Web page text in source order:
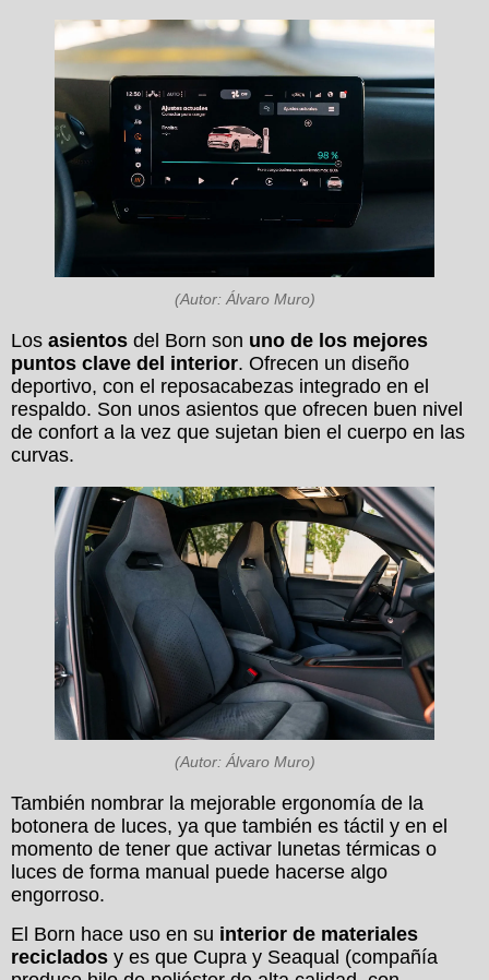
(Autor: Álvaro Muro)
Los asientos del Born son uno de los mejores
puntos clave del interior. Ofrecen un diseño
deportivo, con el reposacabezas integrado en el
respaldo. Son unos asientos que ofrecen buen nivel
de confort a la vez que sujetan bien el cuerpo en las
curvas.
(Autor: Álvaro Muro)
También nombrar la mejorable ergonomía de la
botonera de luces, ya que también es táctil y en el
momento de tener que activar lunetas térmicas o
luces de forma manual puede hacerse algo
engorroso.
El Born hace uso en su interior de materiales
reciclados y es que Cupra y Seaqual (compañía